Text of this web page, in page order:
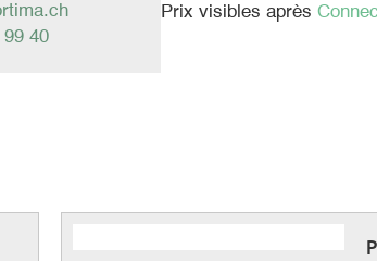
99 40
Prix visibles après